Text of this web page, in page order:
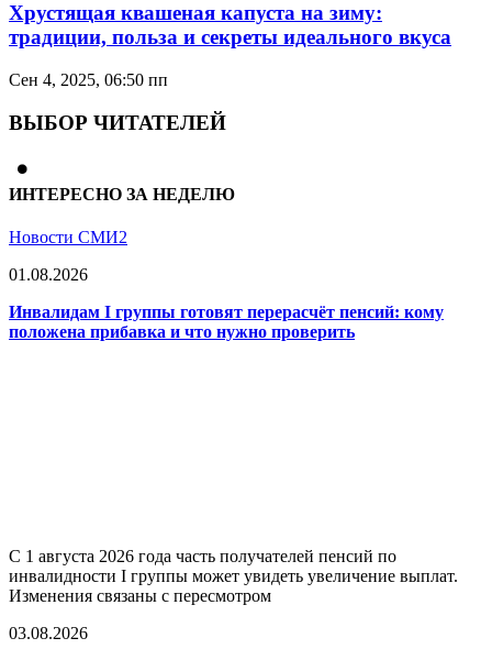
Хрустящая квашеная капуста на зиму:
традиции, польза и секреты идеального вкуса
Сен 4, 2025, 06:50 пп
ВЫБОР ЧИТАТЕЛЕЙ
ИНТЕРЕСНО ЗА НЕДЕЛЮ
Новости СМИ2
01.08.2026
Инвалидам I группы готовят перерасчёт пенсий: кому
положена прибавка и что нужно проверить
С 1 августа 2026 года часть получателей пенсий по
инвалидности I группы может увидеть увеличение выплат.
Изменения связаны с пересмотром
03.08.2026